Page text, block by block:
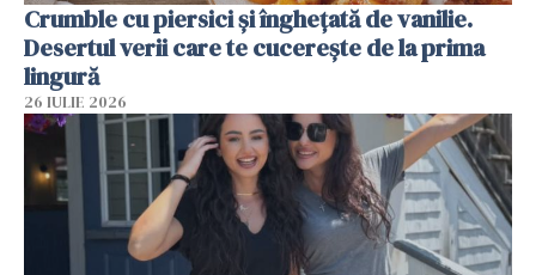
Crumble cu piersici și înghețată de vanilie.
Desertul verii care te cucerește de la prima
lingură
26 IULIE 2026